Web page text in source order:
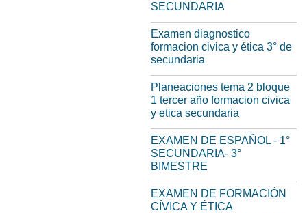
SECUNDARIA
Examen diagnostico
formacion civica y ética 3° de
secundaria
Planeaciones tema 2 bloque
1 tercer año formacion civica
y etica secundaria
EXAMEN DE ESPAÑOL - 1°
SECUNDARIA- 3°
BIMESTRE
EXAMEN DE FORMACIÓN
CÍVICA Y ÉTICA